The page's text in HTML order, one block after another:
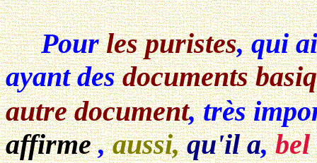
Pourles puristes, qui
ayant desdocuments
autre document, très
affirme,aussi, qu'il a,bel